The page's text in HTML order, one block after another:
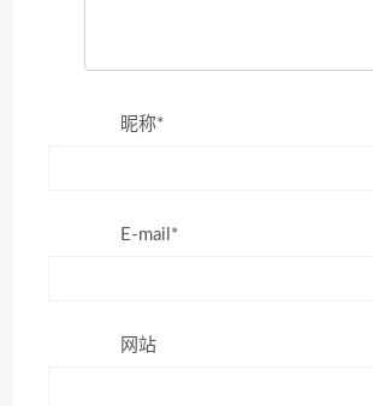
昵称*
E-mail*
网站